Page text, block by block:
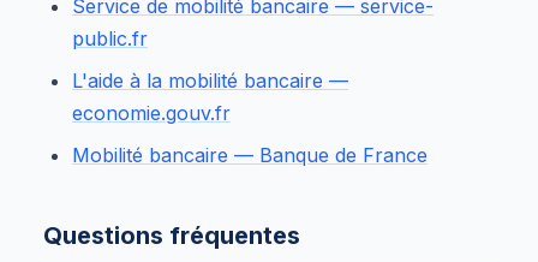
Service de mobilité bancaire — service-
public.fr
L'aide à la mobilité bancaire —
economie.gouv.fr
Mobilité bancaire — Banque de France
Questions fréquentes